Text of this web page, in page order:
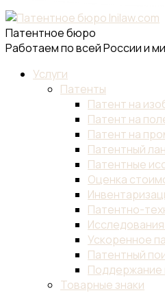
Патентное бюро
Работаем по всей России и
Услуги
Патенты
Патент на
Патент на
Патент на
Патентный
Патентные
Оценка
Патентно-
Ускоренное
Патентный
Поддержание
Товарные знаки